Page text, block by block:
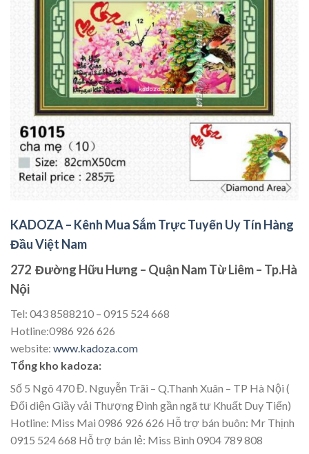
KADOZA – Kênh Mua Sắm Trực Tuyến Uy Tín Hàng
Đầu Việt Nam
272 Đường Hữu Hưng – Quận Nam Từ Liêm – Tp.Hà
Nội
Tel: 043 8588210 – 0915 524 668
Hotline:0986 926 626
website: www.kadoza.com
Tổng kho kadoza:
Số 5 Ngõ 470 Đ. Nguyễn Trãi – Q.Thanh Xuân – TP Hà Nội (
Đối diện Giầy vải Thượng Đình gần ngã tư Khuất Duy Tiến)
Hotline: Miss Mai 0986 926 626 Hỗ trợ bán buôn: Mr Thịnh
0915 524 668 Hỗ trợ bán lẻ: Miss Bình 0904 789 808